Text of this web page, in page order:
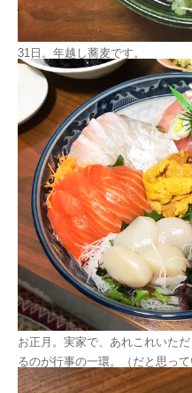
31日。年越し蕎麦です。
お正月。実家で、あれこれいた
るのが行事の一環。（だと思っ